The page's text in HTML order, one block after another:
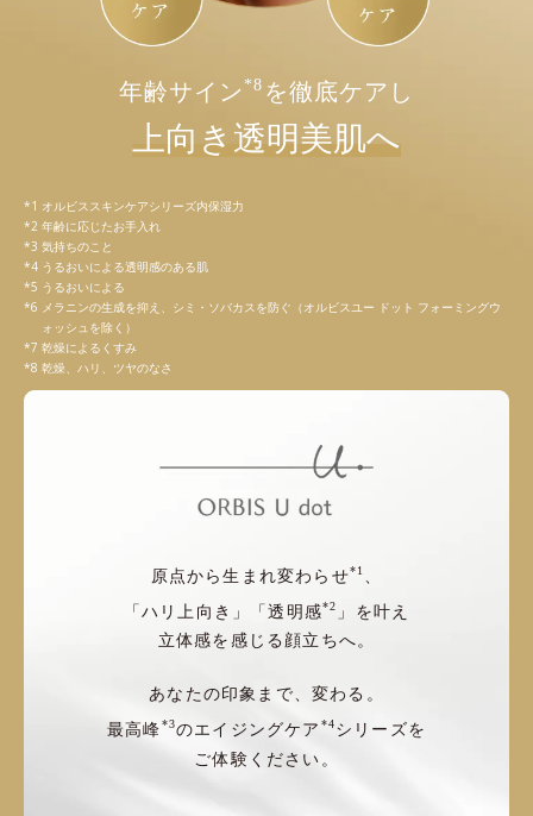
年齢サイン *8 を徹底ケアし
上向き透明美肌へ
オルビススキンケアシリーズ内保湿力
年齢に応じたお手入れ
気持ちのこと
うるおいによる透明感のある肌
うるおいによる
メラニンの生成を抑え、シミ・ソバカスを防ぐ（オルビスユー ドット フォーミングウ
ォッシュを除く）
乾燥によるくすみ
乾燥、ハリ、ツヤのなさ
原点から生まれ変わらせ*1
「ハリ上向き」「透明感*2 」を叶え
立体感を感じる顔立ちへ。
あなたの印象まで、変わる。
最高峰*3のエイジングケア *4シリーズを
ご体験ください。